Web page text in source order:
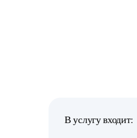
В услугу входит: